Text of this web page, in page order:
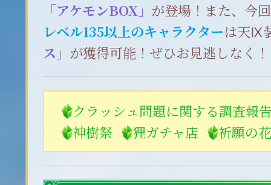
「アケモンBOX」 が登場！また、今
レベル135以上のキャラクターは天Ⅸ
ス 」が獲得可能！ぜひお見逃しなく！
クラッシュ問題に関する調査報
神樹祭
狸ガチャ店 祈願の